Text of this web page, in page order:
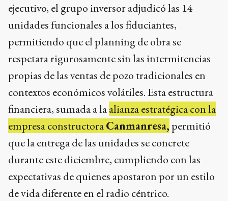
ejecutivo, el grupo inversor adjudicó las 14
unidades funcionales a los fiduciantes,
permitiendo que el planning de obra se
respetara rigurosamente sin las intermitencias
propias de las ventas de pozo tradicionales en
contextos económicos volátiles. Esta estructura
financiera, sumada a laalianza estratégica con la
empresa constructoraCanmanresa, permitió
que la entrega de las unidades se concrete
durante este diciembre, cumpliendo con las
expectativas de quienes apostaron por un estilo
de vida diferente en el radio céntrico.